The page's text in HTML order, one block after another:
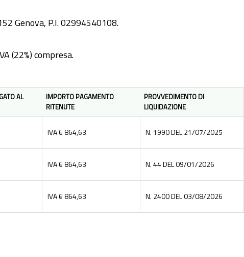
Genova, P.I. 02994540108.
(22%) compresa.
AL
IMPORTO PAGAMENTO
RITENUTE
PROVVEDIMENTO DI
LIQUIDAZIONE
IVA € 864,63 N. 1990 DEL 21/07/2025
IVA € 864,63 N. 44 DEL 09/01/2026
IVA € 864,63 N. 2400 DEL 03/08/2026